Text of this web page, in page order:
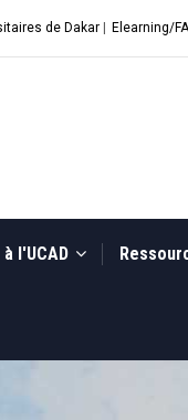
de Dakar Elearning/
l'UCAD